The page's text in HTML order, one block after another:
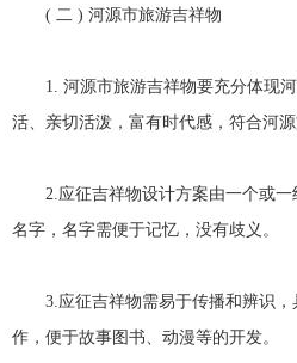
( 二 ) 河源市旅游吉祥物
1. 河源市旅游吉祥物要充分体现河
活、亲切活泼，富有时代感，符合河源
2.应征吉祥物设计方案由一个或一
名字，名字需便于记忆，没有歧义。
3.应征吉祥物需易于传播和辨识，
作，便于故事图书、动漫等的开发。